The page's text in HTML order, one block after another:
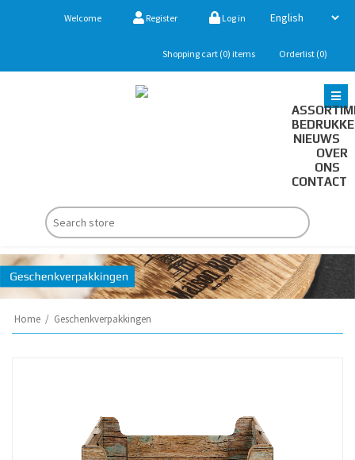
Welcome Register Log in
Shopping cart (0) items Orderlist (0)
NIEUWS
OVER
ONS
CONTACT
Home / Geschenkverpakkingen